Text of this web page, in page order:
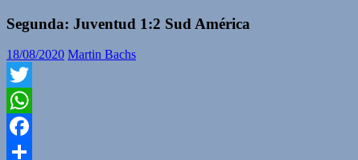
Segunda: Juventud 1:2 Sud América
18/08/2020 Martin Bachs
Twitter
WhatsApp
Facebook